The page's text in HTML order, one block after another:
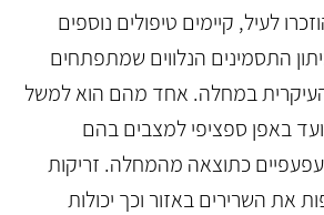
לעיל, קיימים טיפולים נוספים
התסמינים הנלווים שמתפתחים
במחלה. אחד מהם הוא למשל
באפן ספציפי למצבים בהם
כתוצאה מהמחלה. זריקות
את השרירים באזור וכך יכולות